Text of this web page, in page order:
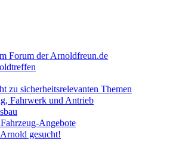
Forum der Arnoldfreun.de
sicherheitsrelevanten Themen
Fahrwerk und Antrieb
Angebote
gesucht!